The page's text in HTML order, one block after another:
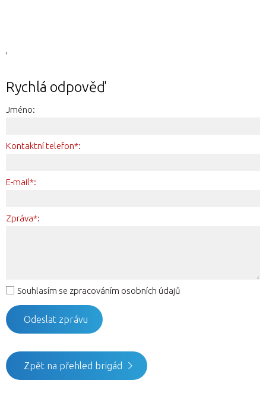
Rychlá odpověď
Jméno:
Kontaktní telefon*:
E-mail*:
Zpráva*:
Souhlasím se zpracováním osobních údajů
Zpět na přehled brigád